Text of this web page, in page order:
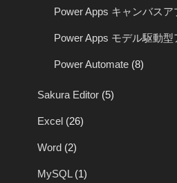
Power Apps キャンバスア
Power Apps モデル駆動型
Power Automate (8)
Sakura Editor (5)
Excel (26)
Word (2)
MySQL(1)